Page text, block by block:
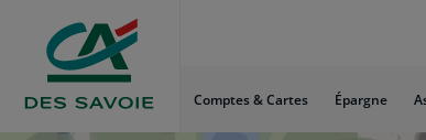
Aller au
Contenu
Comptes & Cartes Épargne